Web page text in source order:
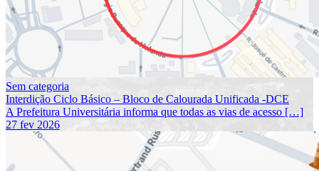
Sem categoria
Interdição Ciclo Básico – Bloco de Calourada Unificada -DCE
A Prefeitura Universitária informa que todas as vias de acesso […]
27 fev 2026